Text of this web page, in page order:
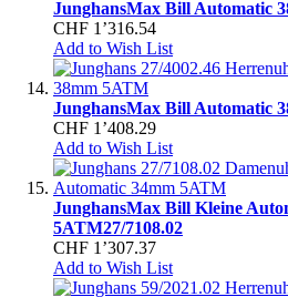
JunghansMax Bill Automatic
CHF 1’316.54
Add to Wish List
JunghansMax Bill Automatic
CHF 1’408.29
Add to Wish List
JunghansMax Bill Kleine
5ATM27/7108.02
CHF 1’307.37
Add to Wish List